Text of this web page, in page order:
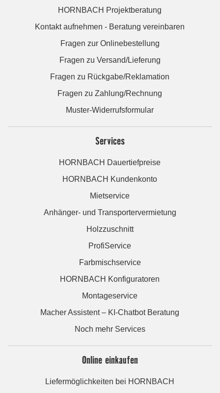
HORNBACH Projektberatung
Kontakt aufnehmen - Beratung vereinbaren
Fragen zur Onlinebestellung
Fragen zu Versand/Lieferung
Fragen zu Rückgabe/Reklamation
Fragen zu Zahlung/Rechnung
Muster-Widerrufsformular
Services
HORNBACH Dauertiefpreise
HORNBACH Kundenkonto
Mietservice
Anhänger- und Transportervermietung
Holzzuschnitt
ProfiService
Farbmischservice
HORNBACH Konfiguratoren
Montageservice
Macher Assistent – KI-Chatbot Beratung
Noch mehr Services
Online einkaufen
Liefermöglichkeiten bei HORNBACH